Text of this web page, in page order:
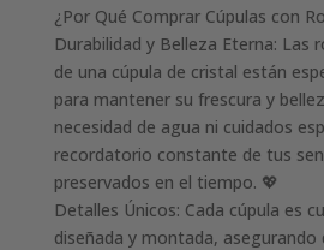
¿Por Qué Comprar Cúpulas con
Durabilidad y Belleza Eterna: Las
de una cúpula de cristal están
para mantener su frescura y
necesidad de agua ni cuidados
recordatorio constante de tus
preservados en el tiempo. 💖
Detalles Únicos: Cada cúpula es
diseñada y montada, asegurando